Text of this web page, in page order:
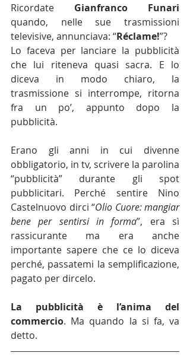
Ricordate Gianfranco Funari
quando, nelle sue trasmissioni
televisive, annunciava: “Réclame!”?
Lo faceva per lanciare la pubblicità
che lui riteneva quasi sacra. E lo
diceva in modo chiaro, la
trasmissione si interrompe, ritorna
fra un po’, appunto dopo la
pubblicità.
Erano gli anni in cui divenne
obbligatorio, in tv, scrivere la parolina
“pubblicità” durante gli spot
pubblicitari. Perché sentire Nino
Castelnuovo dirci “Olio Cuore: mangiar
bene per sentirsi in forma”, era sì
rassicurante ma era anche
importante sapere che ce lo diceva
perché, passatemi la semplificazione,
pagato per dircelo.
La pubblicità è l’anima del
commercio. Ma quando la si fa, va
detto.